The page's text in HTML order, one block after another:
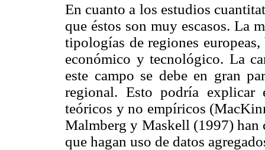
En cuanto a los estudios
que éstos son muy escasos. La
tipologías de regiones europeas,
económico y tecnológico. La
este campo se debe en gran
regional. Esto podría explicar
teóricos y no empíricos
Malmberg y Maskell (1997) han
que hagan uso de datos